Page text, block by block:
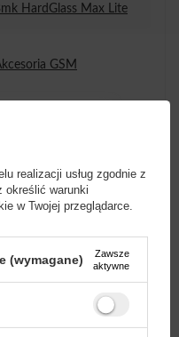
HardGlass Max Lite
GSM
Więcej
realizacji usług zgodnie z
określić warunki
w Twojej przeglądarce.
(wymagane)
Zawsze
aktywne